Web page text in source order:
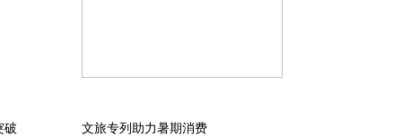
破 文旅专列助力暑期消费